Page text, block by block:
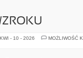
- 10 - 2026
MOŻLIWOŚĆ